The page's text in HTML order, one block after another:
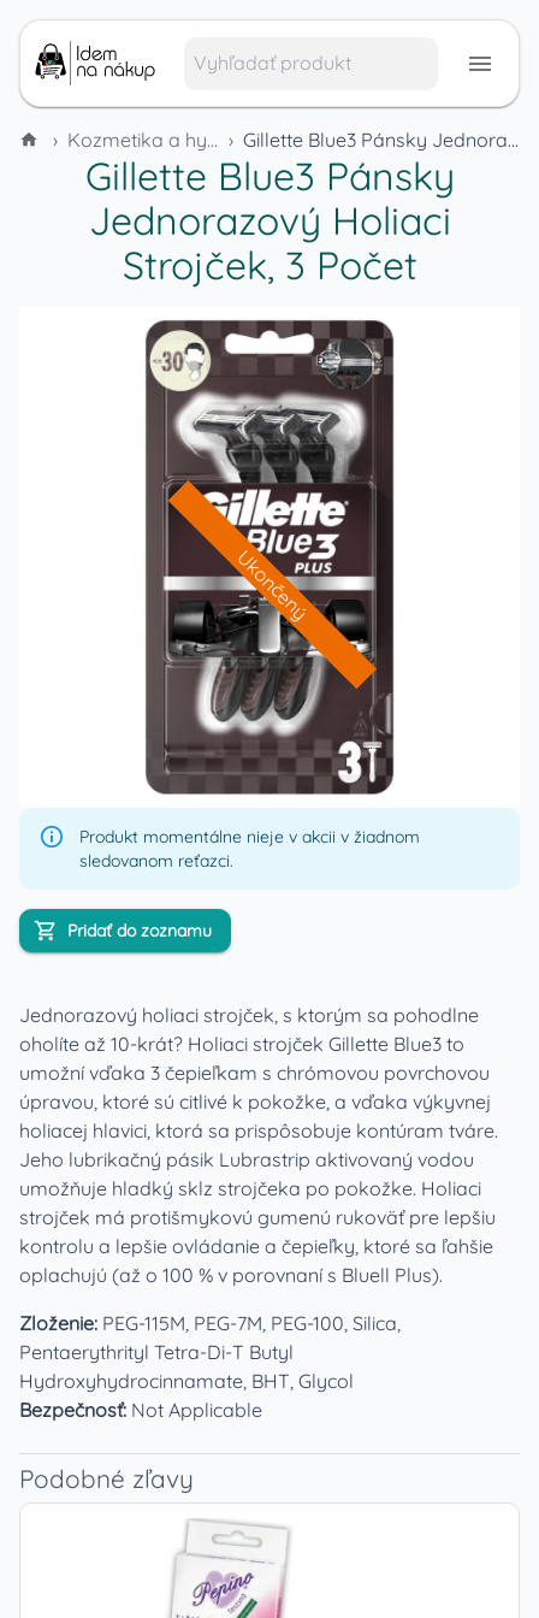
› Kozmetika a hygienické potreby › Gillette Blue3 Pánsky Jednorazový Holiaci Strojček, 3 Počet
Gillette Blue3 Pánsky
Jednorazový Holiaci
Strojček, 3 Počet
Ukončený
Produkt momentálne nieje v akcii v žiadnom
sledovanom reťazci.
Pridať do zoznamu
Jednorazový holiaci strojček, s ktorým sa pohodlne
oholíte až 10-krát? Holiaci strojček Gillette Blue3 to
umožní vďaka 3 čepieľkam s chrómovou povrchovou
úpravou, ktoré sú citlivé k pokožke, a vďaka výkyvnej
holiacej hlavici, ktorá sa prispôsobuje kontúram tváre.
Jeho lubrikačný pásik Lubrastrip aktivovaný vodou
umožňuje hladký sklz strojčeka po pokožke. Holiaci
strojček má protišmykovú gumenú rukoväť pre lepšiu
kontrolu a lepšie ovládanie a čepieľky, ktoré sa ľahšie
oplachujú (až o 100 % v porovnaní s Bluell Plus).
Zloženie: PEG-115M, PEG-7M, PEG-100, Silica,
Pentaerythrityl Tetra-Di-T Butyl
Hydroxyhydrocinnamate, BHT, Glycol
Bezpečnosť: Not Applicable
Podobné zľavy